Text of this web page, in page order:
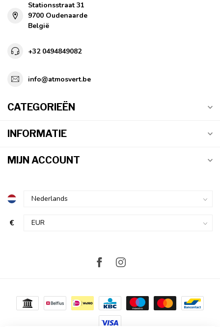
Stationsstraat 31
9700 Oudenaarde
België
+32 0494849082
info@atmosvert.be
CATEGORIEËN
INFORMATIE
MIJN ACCOUNT
€